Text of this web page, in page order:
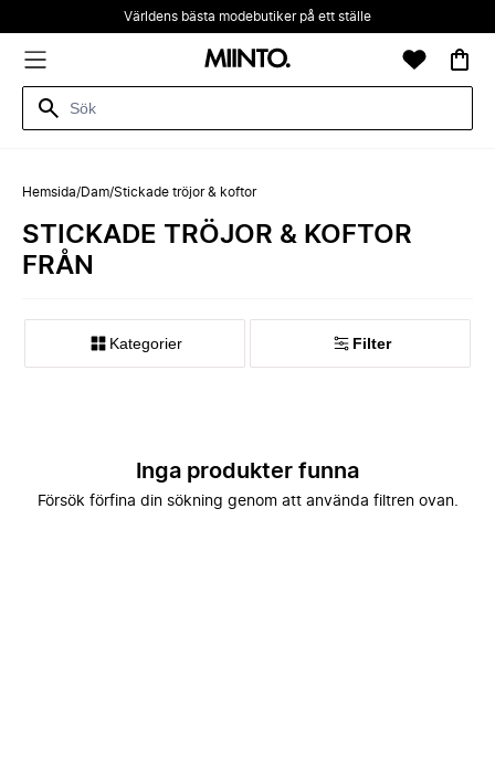
Världens bästa modebutiker på ett ställe
Hemsida/Dam/Stickade tröjor & koftor
STICKADE TRÖJOR & KOFTOR
FRÅN
Kategorier Filter
Inga produkter funna
Försök förfina din sökning genom att använda filtren ovan.